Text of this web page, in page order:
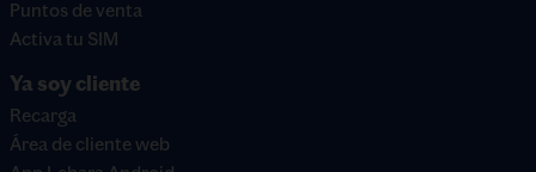
Puntos de venta
Activa tu SIM
Ya soy cliente
Recarga
Área de cliente web